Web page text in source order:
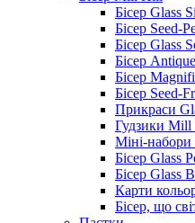
Бісер Glass
Бісер Seed-
Бісер Glass
Бісер
Бісер
Бісер Seed-
Прикраси
Гудзики Mill
Міні-набори
Бісер Glass
Бісер Glass
Карти
Бісер, що